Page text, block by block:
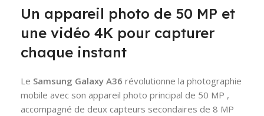
Un appareil photo de 50 MP et
une vidéo 4K pour capturer
chaque instant
Le Samsung Galaxy A36 révolutionne la photographie
mobile avec son appareil photo principal de 50 MP ,
accompagné de deux capteurs secondaires de 8 MP